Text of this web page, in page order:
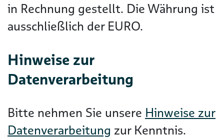
in Rechnung gestellt. Die Währung ist
ausschließlich der EURO.
Hinweise zur
Datenverarbeitung
Bitte nehmen Sie unsere Hinweise zur
Datenverarbeitung zur Kenntnis.